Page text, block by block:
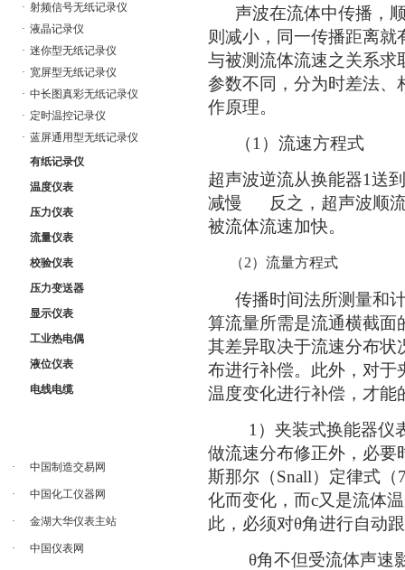
· 射频信号无纸记录仪
· 液晶记录仪
· 迷你型无纸记录仪
· 宽屏型无纸记录仪
· 中长图真彩无纸记录仪
· 定时温控记录仪
· 蓝屏通用型无纸记录仪
有纸记录仪
温度仪表
压力仪表
流量仪表
校验仪表
压力变送器
显示仪表
工业热电偶
液位仪表
电线电缆
· 中国制造交易网
· 中国化工仪器网
· 金湖大华仪表主站
· 中国仪表网
声波在流体中传播，顺
则减小，同一传播距离
与被测流体流速之关系求
参数不同，分为时差法、
作原理。
（1）流速方程式
超声波逆流从换能器1送
减慢 反之，超声波顺流
被流体流速加快。
（2）流量方程式
传播时间法所测量和计
算流量所需是流通横截面
其差异取决于流速分布状
布进行补偿。此外，对于
温度变化进行补偿，才能
1）夹装式换能器仪表
做流速分布修正外，必要
斯那尔（Snall）定律式
化而变化，而c又是流体
此，必须对θ角进行自动
θ角不但受流体声速影